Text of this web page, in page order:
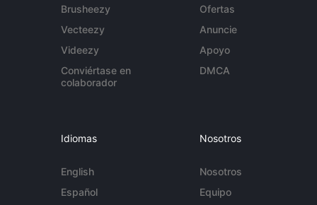
Brusheezy
Vecteezy
Videezy
Conviértase en
colaborador
Ofertas
Anuncie
Apoyo
DMCA
Idiomas
English
Español
Nosotros
Nosotros
Equipo